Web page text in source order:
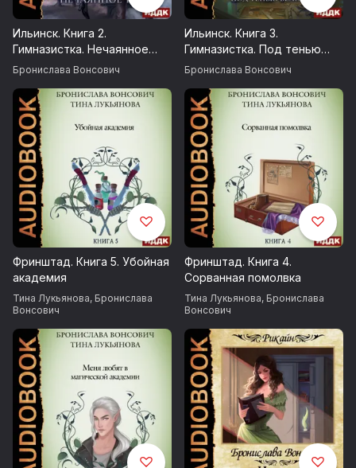
© Вонсович Бронислава
© ИДДК
Ильинск. Книга 2.
Гимназистка. Нечаянное
турне
Бронислава Вонсович
Ильинск. Книга 3.
Гимназистка. Под тенью
белой лисы
Бронислава Вонсович
Фринштад. Книга 5. Убойная
академия
Тина Лукьянова, Бронислава
Вонсович
Фринштад. Книга 4.
Сорванная помолвка
Тина Лукьянова, Бронислава
Вонсович